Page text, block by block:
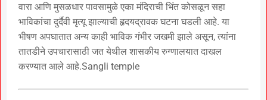
वारा आणि मुसळधार पावसामुळे एका मंदिराची भिंत कोसळून सहा
भाविकांचा दुर्दैवी मृत्यू झाल्याची हृदयद्रावक घटना घडली आहे. या
भीषण अपघातात अन्य काही भाविक गंभीर जखमी झाले असून, त्यांना
तातडीने उपचारासाठी जत येथील शासकीय रुग्णालयात दाखल
करण्यात आले आहे.Sangli temple